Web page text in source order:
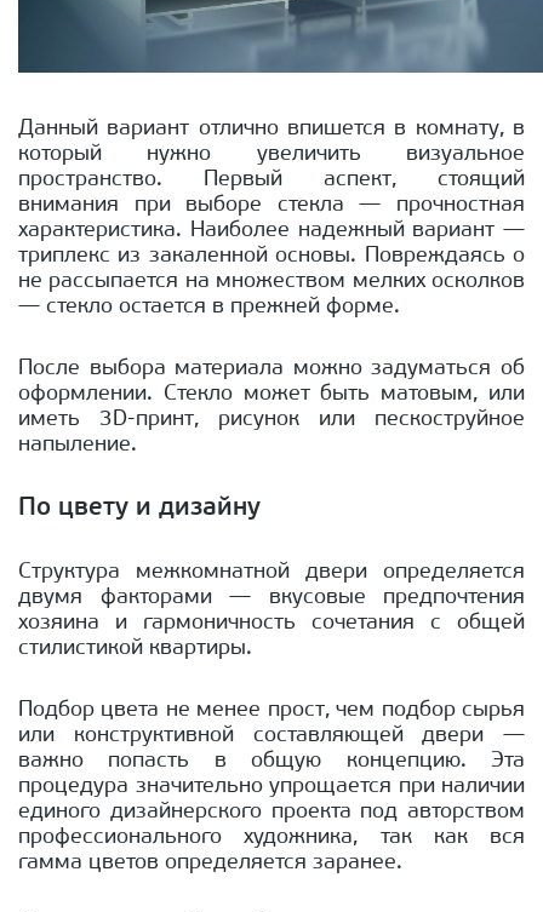
Данный вариант отлично впишется в комнату, в
который нужно увеличить визуальное
пространство. Первый аспект, стоящий
внимания при выборе стекла — прочностная
характеристика. Наиболее надежный вариант —
триплекс из закаленной основы. Повреждаясь о
не рассыпается на множеством мелких осколков
— стекло остается в прежней форме.
После выбора материала можно задуматься об
оформлении. Стекло может быть матовым, или
иметь 3D-принт, рисунок или пескоструйное
напыление.
По цвету и дизайну
Структура межкомнатной двери определяется
двумя факторами — вкусовые предпочтения
хозяина и гармоничность сочетания с общей
стилистикой квартиры.
Подбор цвета не менее прост, чем подбор сырья
или конструктивной составляющей двери —
важно попасть в общую концепцию. Эта
процедура значительно упрощается при наличии
единого дизайнерского проекта под авторством
профессионального художника, так как вся
гамма цветов определяется заранее.